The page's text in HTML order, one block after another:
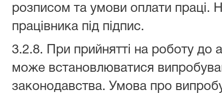
розписом та умови оплати праці.
працівника під підпис.
3.2.8. При прийнятті на роботу до
може встановлюватися
законодавства. Умова про